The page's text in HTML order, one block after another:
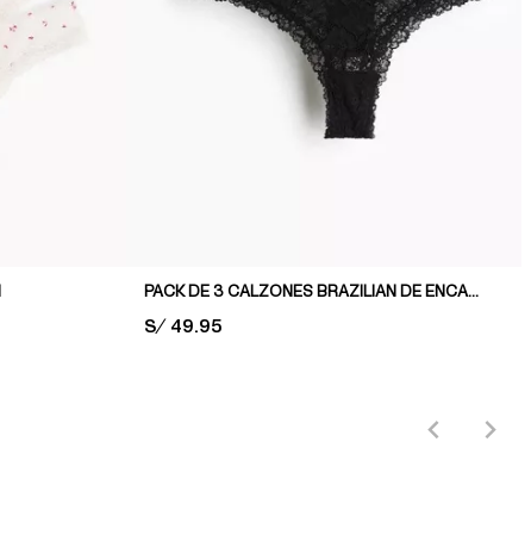
PACK DE 3 CALZONES BRAZILIAN DE ENCAJE
PRICE:
S/ 49.95